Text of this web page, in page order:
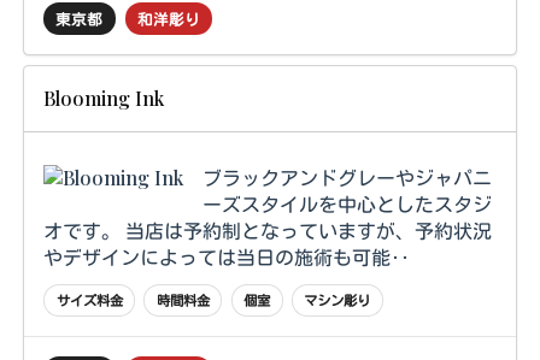
東京都 和洋彫り
Blooming Ink
ブラックアンドグレーやジャパニ
ーズスタイルを中心としたスタジ
オです。 当店は予約制となっていますが、予約状況
やデザインによっては当日の施術も可能‥
サイズ料金 時間料金 個室 マシン彫り